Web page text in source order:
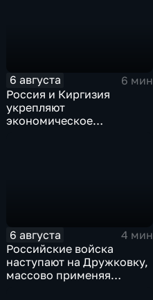
6 августа
6 мин
Россия и Киргизия
укрепляют
экономическое
6 августа
4 мин
Российские войска
наступают на Дружковку,
массово применяя